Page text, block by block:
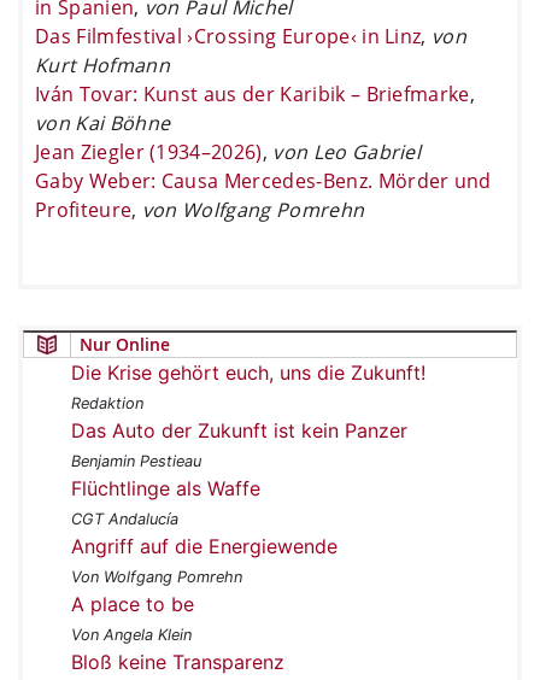
in Spanien, von Paul Michel
Das Filmfestival ›Crossing Europe‹ in Linz, von
Kurt Hofmann
Iván Tovar: Kunst aus der Karibik – Briefmarke,
von Kai Böhne
Jean Ziegler (1934–2026), von Leo Gabriel
Gaby Weber: Causa Mercedes-Benz. Mörder und
Profiteure, von Wolfgang Pomrehn
Nur Online
Die Krise gehört euch, uns die Zukunft!
Redaktion
Das Auto der Zukunft ist kein Panzer
Benjamin Pestieau
Flüchtlinge als Waffe
CGT Andalucía
Angriff auf die Energiewende
Von Wolfgang Pomrehn
A place to be
Von Angela Klein
Bloß keine Transparenz